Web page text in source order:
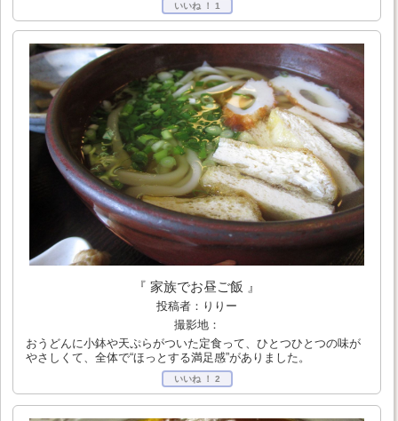
いいね ！ 1
『 家族でお昼ご飯 』
投稿者：りりー
撮影地：
おうどんに小鉢や天ぷらがついた定食って、ひとつひとつの味が
やさしくて、全体で“ほっとする満足感”がありました。
いいね ！ 2